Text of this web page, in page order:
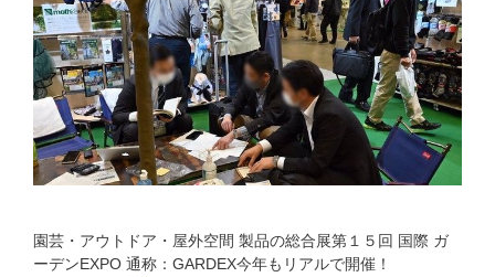
園芸・アウトドア・屋外空間 製品の総合展第１５回 国際 ガ
ーデンEXPO 通称：GARDEX今年もリアルで開催！